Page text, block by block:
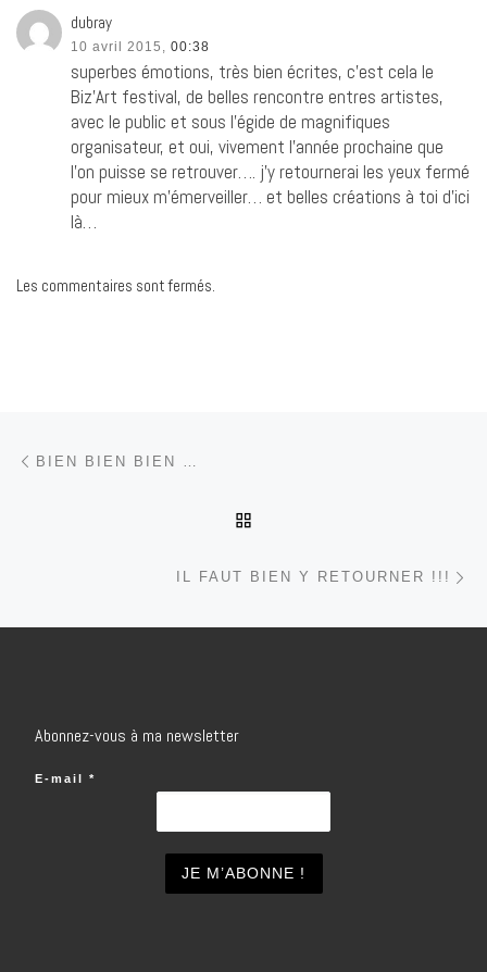
dubray
10 avril 2015, 00:38
superbes émotions, très bien écrites, c’est cela le
Biz’Art festival, de belles rencontre entres artistes,
avec le public et sous l’égide de magnifiques
organisateur, et oui, vivement l’année prochaine que
l’on puisse se retrouver…. j’y retournerai les yeux fermé
pour mieux m’émerveiller… et belles créations à toi d’ici
là…
Les commentaires sont fermés.
Parcourir les articles
BIEN BIEN BIEN …
IL FAUT BIEN Y RETOURNER !!!
Abonnez-vous à ma newsletter
E-mail *